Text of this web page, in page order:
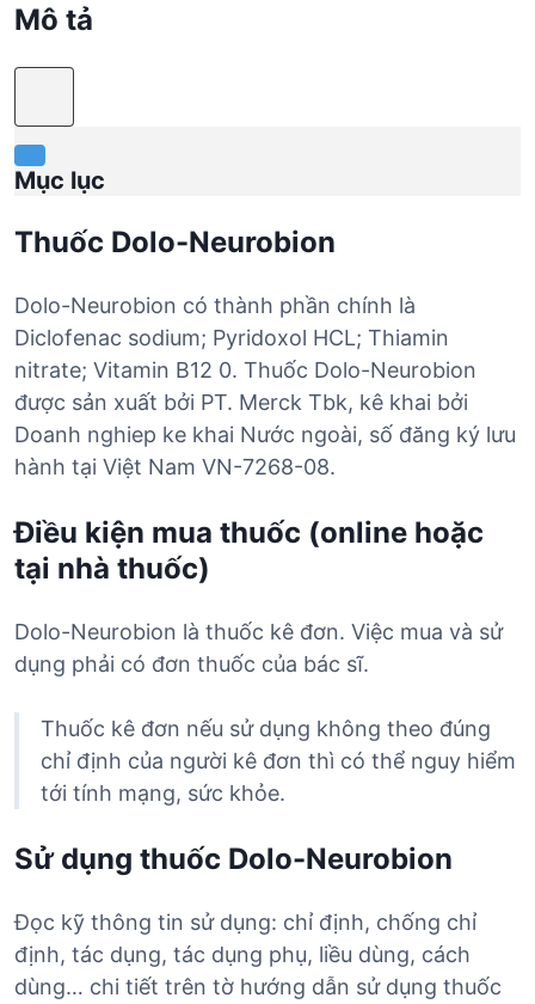
Mô tả
Mục lục
Thuốc Dolo-Neurobion
Dolo-Neurobion có thành phần chính là
Diclofenac sodium; Pyridoxol HCL; Thiamin
nitrate; Vitamin B12 0. Thuốc Dolo-Neurobion
được sản xuất bởi PT. Merck Tbk, kê khai bởi
Doanh nghiep ke khai Nước ngoài, số đăng ký lưu
hành tại Việt Nam VN-7268-08.
Điều kiện mua thuốc (online hoặc
tại nhà thuốc)
Dolo-Neurobion là thuốc kê đơn. Việc mua và sử
dụng phải có đơn thuốc của bác sĩ.
Thuốc kê đơn nếu sử dụng không theo đúng
chỉ định của người kê đơn thì có thể nguy hiểm
tới tính mạng, sức khỏe.
Sử dụng thuốc Dolo-Neurobion
Đọc kỹ thông tin sử dụng: chỉ định, chống chỉ
định, tác dụng, tác dụng phụ, liều dùng, cách
dùng… chi tiết trên tờ hướng dẫn sử dụng thuốc